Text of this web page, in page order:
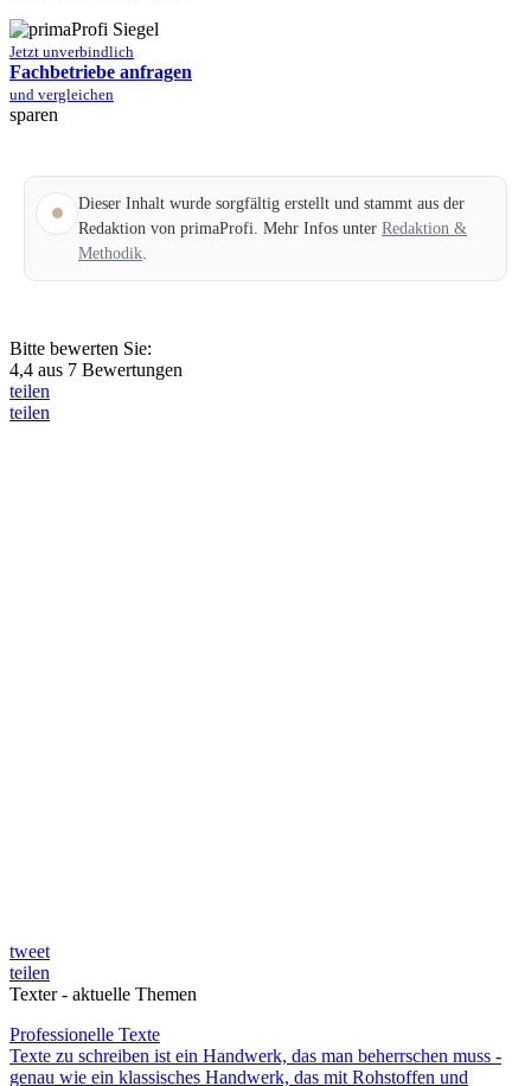
Jetzt unverbindlich
Fachbetriebe anfragen
und vergleichen
sparen
Dieser Inhalt wurde sorgfältig erstellt und stammt aus der
Redaktion von primaProfi. Mehr Infos unter Redaktion &
Methodik
Bitte bewerten Sie:
4,4 aus 7 Bewertungen
teilen
teilen
tweet
teilen
Texter - aktuelle Themen
Professionelle Texte
Texte zu schreiben ist ein Handwerk, das man beherrschen muss -
genau wie ein klassisches Handwerk, das mit Rohstoffen und